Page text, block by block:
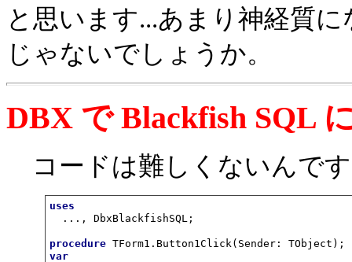
と思います...あまり神経質
じゃないでしょうか。
DBX で Blackfish SQL
コードは難しくないんで
uses
..., DbxBlackfishSQL;
procedure
var